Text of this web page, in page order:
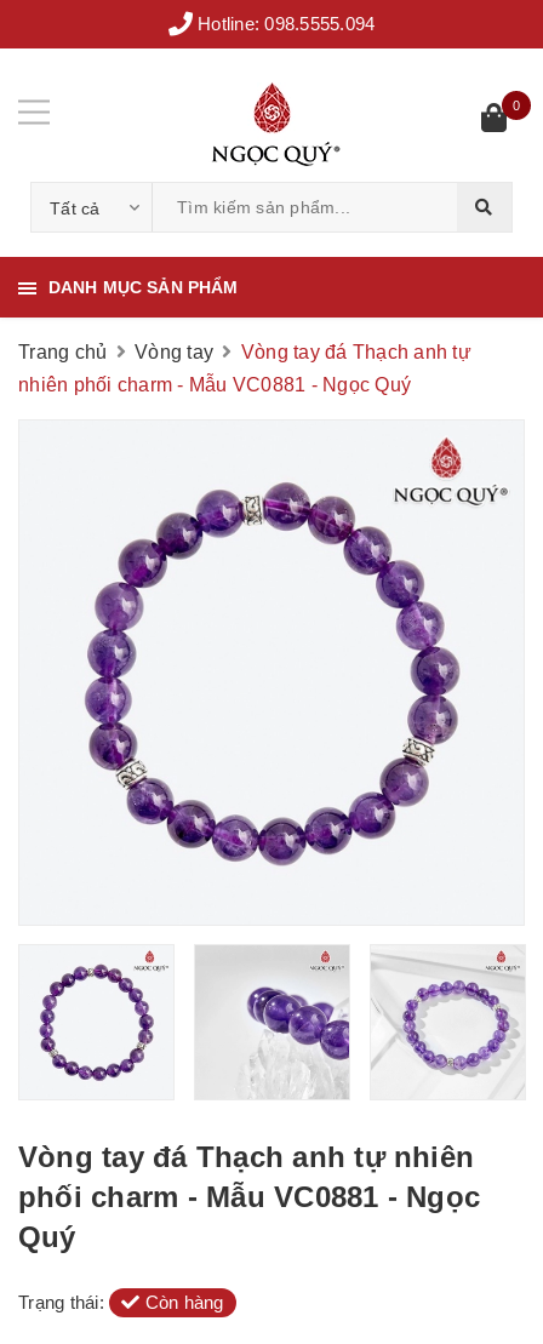
Hotline:098.5555.094
Tất cả
0
DANH MỤC SẢN PHẨM
Trang chủ Vòng tay
Vòng tay đá Thạch anh tự
nhiên phối charm - Mẫu VC0881 - Ngọc Quý
Vòng tay đá Thạch anh tự nhiên
phối charm - Mẫu VC0881 - Ngọc
Quý
Trạng thái: Còn hàng